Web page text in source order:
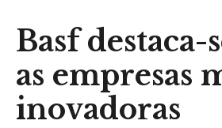
Basf destaca-
as empresas
inovadoras